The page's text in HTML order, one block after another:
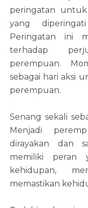
peringatan
yang
Peringatan ini
terhadap
perempuan.
sebagai hari aksi
perempuan.
Senang sekali
Menjadi
dirayakan dan
memiliki peran
kehidupan,
memastikan